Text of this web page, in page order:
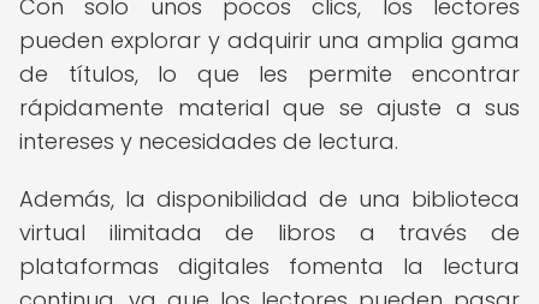
Con solo unos pocos clics, los lectores
pueden explorar y adquirir una amplia gama
de títulos, lo que les permite encontrar
rápidamente material que se ajuste a sus
intereses y necesidades de lectura.
Además, la disponibilidad de una biblioteca
virtual ilimitada de libros a través de
plataformas digitales fomenta la lectura